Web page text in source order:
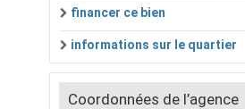
financer ce bien
informations sur le quartier
Coordonnées de l’agence